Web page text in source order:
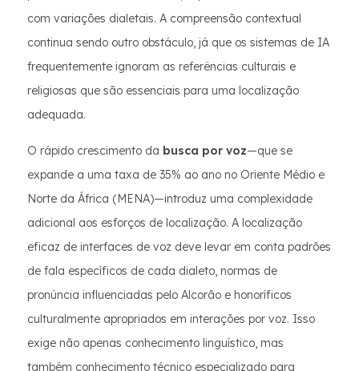
com variações dialetais. A compreensão contextual
continua sendo outro obstáculo, já que os sistemas de IA
frequentemente ignoram as referências culturais e
religiosas que são essenciais para uma localização
adequada.
O rápido crescimento da busca por voz—que se
expande a uma taxa de 35% ao ano no Oriente Médio e
Norte da África (MENA)—introduz uma complexidade
adicional aos esforços de localização. A localização
eficaz de interfaces de voz deve levar em conta padrões
de fala específicos de cada dialeto, normas de
pronúncia influenciadas pelo Alcorão e honoríficos
culturalmente apropriados em interações por voz. Isso
exige não apenas conhecimento linguístico, mas
também conhecimento técnico especializado para